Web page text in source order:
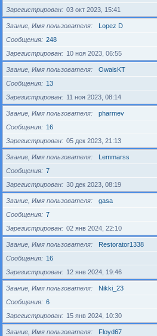
Зарегистрирован
03 окт 2023, 15:41
Звание, Имя пользователя
Lopez D
Сообщения
248
Зарегистрирован
10 ноя 2023, 06:55
Звание, Имя пользователя
OwaisKT
Сообщения
13
Зарегистрирован
11 ноя 2023, 08:14
Звание, Имя пользователя
pharmev
Сообщения
16
Зарегистрирован
05 дек 2023, 21:13
Звание, Имя пользователя
Lemmarss
Сообщения
7
Зарегистрирован
30 дек 2023, 08:19
Звание, Имя пользователя
gasa
Сообщения
7
Зарегистрирован
02 янв 2024, 22:10
Звание, Имя пользователя
Restorator1338
Сообщения
16
Зарегистрирован
12 янв 2024, 19:46
Звание, Имя пользователя
Nikki_23
Сообщения
6
Зарегистрирован
15 янв 2024, 10:30
Звание, Имя пользователя
Floyd67